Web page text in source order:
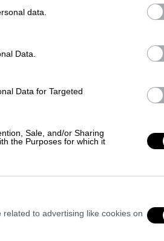
data.
Data.
Data for Targeted
Sale, and/or Sharing
the Purposes for which it
to advertising like cookies on
αντίστασης
ο Φιντέλ Κάστρο,
επανάστασης το